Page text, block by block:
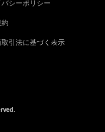
シーポリシー
引法に基づく表示